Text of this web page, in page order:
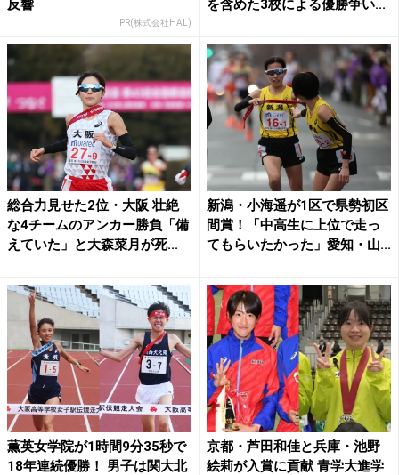
反響
PR(株式会社HAL)
を含めた3校による優勝争い...
総合力見せた2位・大阪 壮絶
な4チームのアンカー勝負「備
えていた」と大森菜月が死...
新潟・小海遥が1区で県勢初区
間賞！「中高生に上位で走っ
てもらいたかった」愛知・山...
薫英女学院が1時間9分35秒で
18年連続優勝！ 男子は関大北
京都・芦田和佳と兵庫・池野
絵莉が入賞に貢献 青学大進学